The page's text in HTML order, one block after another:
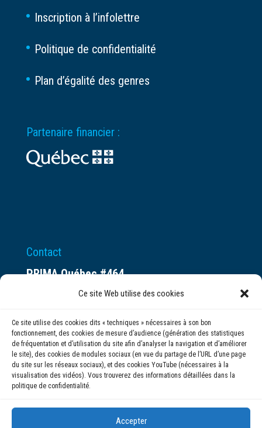
Ce site Web utilise des cookies
Ce site utilise des cookies dits « techniques » nécessaires à son bon
fonctionnement, des cookies de mesure d’audience (génération des statistiques
de fréquentation et d’utilisation du site afin d’analyser la navigation et d’améliorer
le site), des cookies de modules sociaux (en vue du partage de l’URL d’une page
du site sur les réseaux sociaux), et des cookies YouTube (nécessaires à la
visualisation des vidéos). Vous trouverez des informations détaillées dans la
politique de confidentialité.
Accepter
Inscription à l’infolettre
Politique de confidentialité
Plan d’égalité des genres
Partenaire financier :
Contact
PRIMA Québec #464
Espace ax.c
Montréal (QC) H3C 0B4
(514) 284-0211